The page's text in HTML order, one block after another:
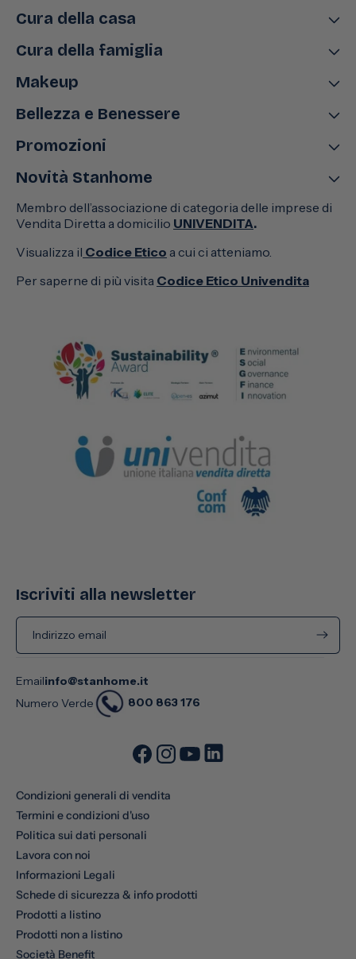
Cura della casa
Cura della famiglia
Makeup
Bellezza e Benessere
Promozioni
Novità Stanhome
Membro dell’associazione di categoria delle imprese di
Vendita Diretta a domicilio UNIVENDITA.
Visualizza il Codice Etico a cui ci atteniamo.
Per saperne di più visita Codice Etico Univendita
Iscriviti alla newsletter
Indirizzo email
Emailinfo@stanhome.it
Numero Verde
800 863 176
Condizioni generali di vendita
Termini e condizioni d'uso
Politica sui dati personali
Lavora con noi
Informazioni Legali
Schede di sicurezza & info prodotti
Prodotti a listino
Prodotti non a listino
Società Benefit